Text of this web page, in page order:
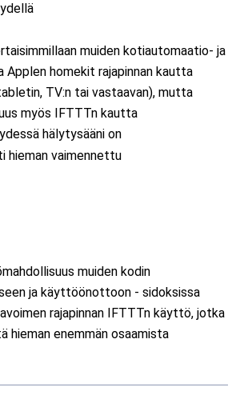
muiden kotiautomaatio- ja
homekit rajapinnan kautta
TV:n tai vastaavan), mutta
myös IFTTTn kautta
hälytysääni on
hieman vaimennettu
muiden kodin
ja käyttöönottoon - sidoksissa
rajapinnan IFTTTn käyttö, jotka
hieman enemmän osaamista